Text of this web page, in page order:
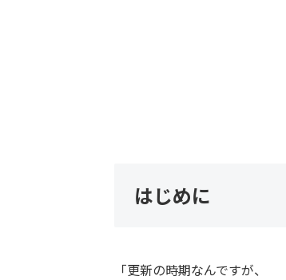
はじめに
「更新の時期なんですが、